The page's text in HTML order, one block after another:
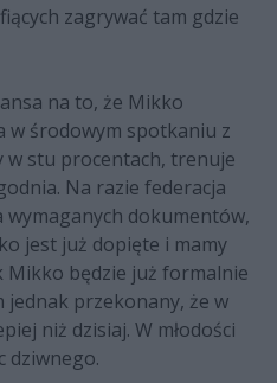
zagrywać tam gdzie
na to, że Mikko
w środowym spotkaniu z
w stu procentach, trenuje
Na razie federacja
wymaganych dokumentów,
jest już dopięte i mamy
Mikko będzie już formalnie
jednak przekonany, że w
niż dzisiaj. W młodości
dziwnego.